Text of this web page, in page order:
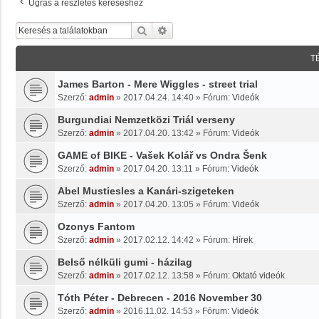
Ugrás a részletes kereséshez
Keresés
James Barton - Mere Wiggles - street trial
Szerző: admin » 2017.04.24. 14:40 » Fórum: Videók
Burgundiai Nemzetközi Triál verseny
Szerző: admin » 2017.04.20. 13:42 » Fórum: Videók
GAME of BIKE - Vašek Kolář vs Ondra Šenk
Szerző: admin » 2017.04.20. 13:11 » Fórum: Videók
Abel Mustiesles a Kanári-szigeteken
Szerző: admin » 2017.04.20. 13:05 » Fórum: Videók
Ozonys Fantom
Szerző: admin » 2017.02.12. 14:42 » Fórum: Hírek
Belső nélküli gumi - házilag
Szerző: admin » 2017.02.12. 13:58 » Fórum: Oktató videók
Tóth Péter - Debrecen - 2016 November 30
Szerző: admin » 2016.11.02. 14:53 » Fórum: Videók